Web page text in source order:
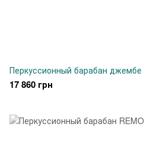
Перкуссионный барабан джембе
17 860 грн